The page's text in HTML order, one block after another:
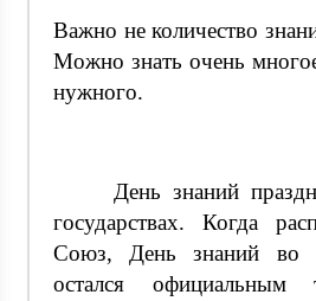
Важно не количество
Можно знать очень
нужного.
День знаний
государствах. Когда
Союз, День знаний во
остался официальным